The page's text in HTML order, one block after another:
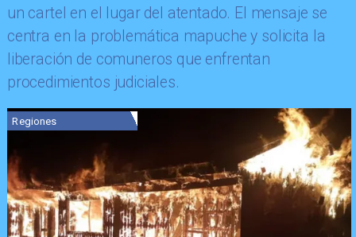
un cartel en el lugar del atentado. El mensaje se
centra en la problemática mapuche y solicita la
liberación de comuneros que enfrentan
procedimientos judiciales.
Regiones